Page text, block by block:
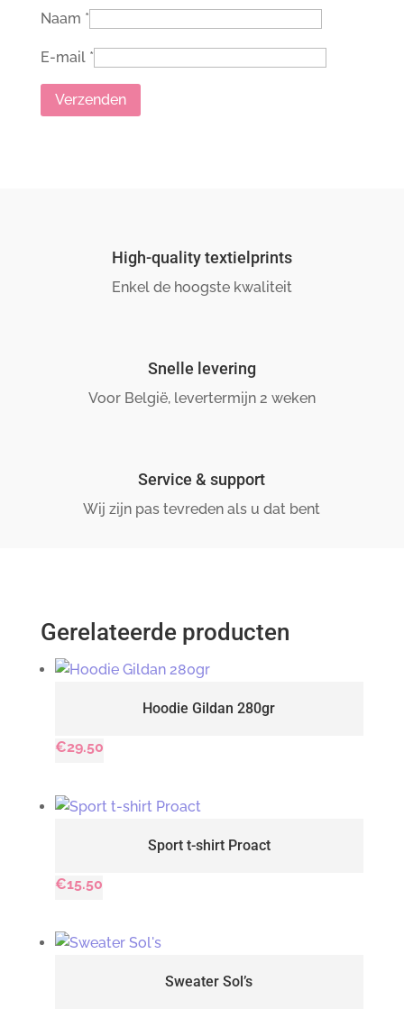
Naam *
E-mail *
High-quality textielprints
Enkel de hoogste kwaliteit
Snelle levering
Voor België, levertermijn 2 weken
Service & support
Wij zijn pas tevreden als u dat bent
Gerelateerde producten
Hoodie Gildan 280gr
€29.50
Sport t-shirt Proact
€15.50
Sweater Sol’s